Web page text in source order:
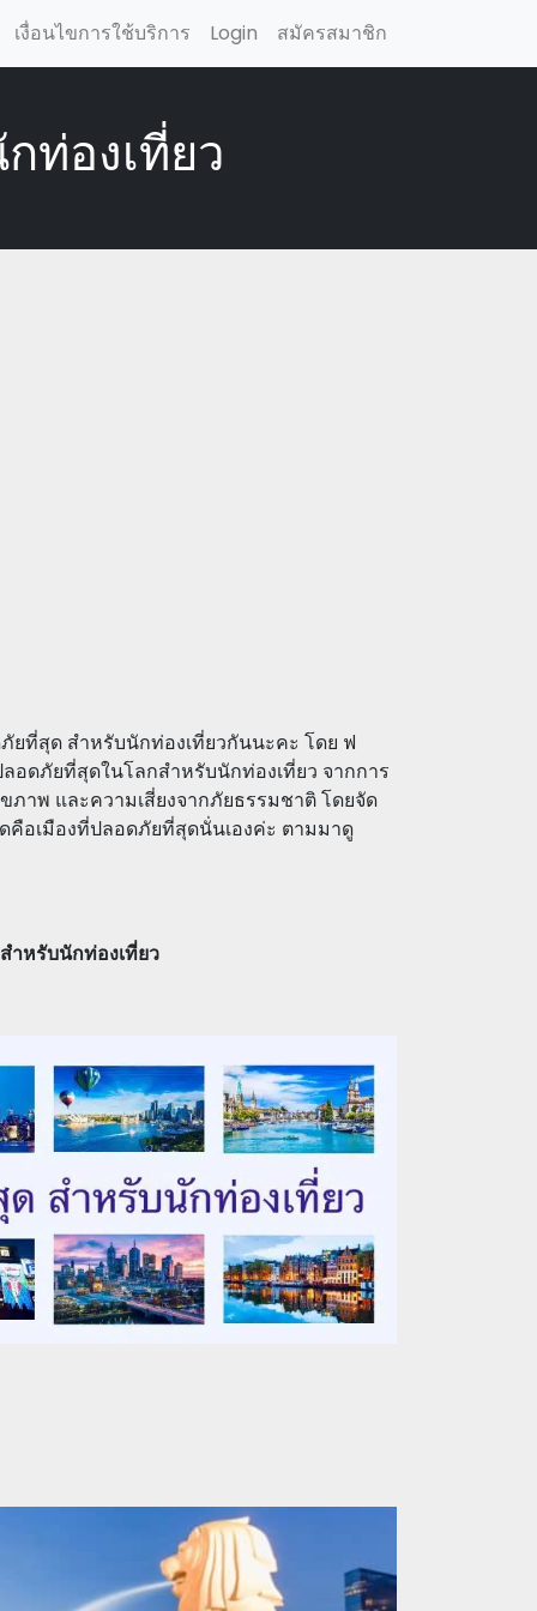
เงื่อนไขการใช้บริการ Login สมัครสมาชิก
ท่องเที่ยว
ยที่สุด สำหรับนักท่องเที่ยวกันนะคะ โดย ฟ
อดภัยที่สุดในโลกสำหรับนักท่องเที่ยว จากการ
าพ และความเสี่ยงจากภัยธรรมชาติ โดยจัด
อเมืองที่ปลอดภัยที่สุดนั่นเองค่ะ ตามมาดู
ำหรับนักท่องเที่ยว